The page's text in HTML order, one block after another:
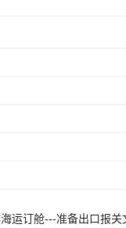
运订舱---准备出口报